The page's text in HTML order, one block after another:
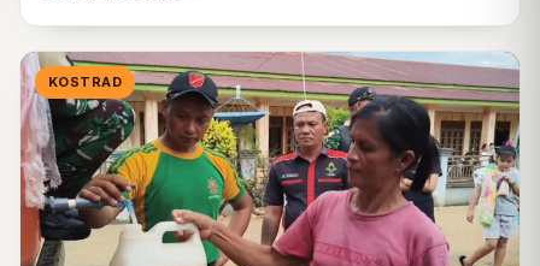
KOSTRAD